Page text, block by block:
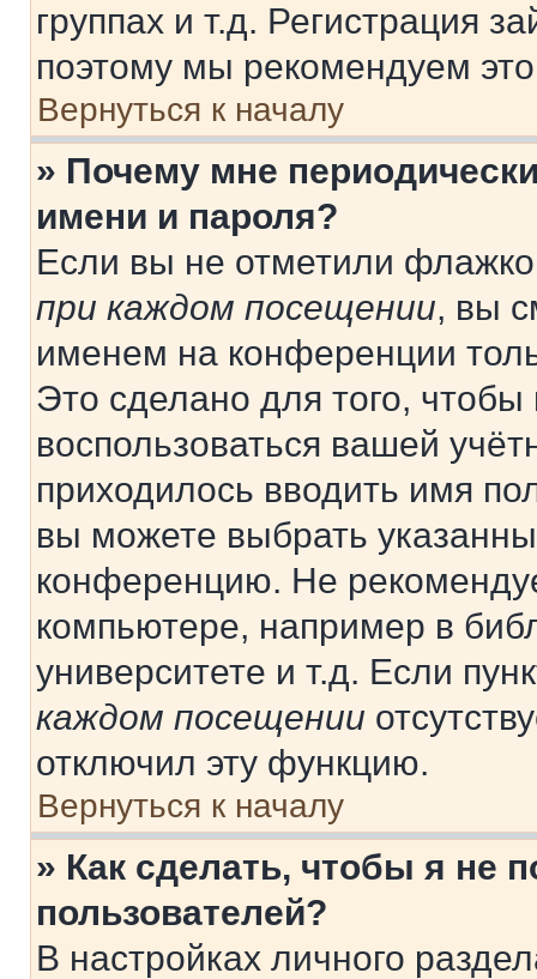
группах и т.д. Регистрация
поэтому мы рекомендуем
Вернуться к началу
» Почему мне
имени и пароля?
Если вы не отметили
при каждом посещении, вы
именем на конференции
Это сделано для того, чтобы
воспользоваться вашей
приходилось вводить имя
вы можете выбрать
конференцию. Не
компьютере, например в
университете и т.д. Если
каждом посещении
отключил эту функцию.
Вернуться к началу
» Как сделать, чтобы я не
пользователей?
В настройках личного